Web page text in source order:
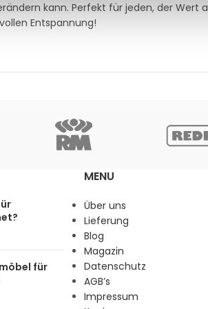
kann. Perfekt für jeden, der Wert
Entspannung!
für
MENU
Über uns
Lieferung
Blog
Magazin
Datenschutz
AGB’s
Impressum